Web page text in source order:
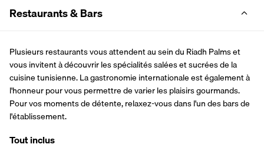
Restaurants & Bars
Plusieurs restaurants vous attendent au sein du Riadh Palms et
vous invitent à découvrir les spécialités salées et sucrées de la
cuisine tunisienne. La gastronomie internationale est également à
l'honneur pour vous permettre de varier les plaisirs gourmands.
Pour vos moments de détente, relaxez-vous dans l'un des bars de
l'établissement.
Tout inclus